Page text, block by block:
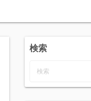
検索